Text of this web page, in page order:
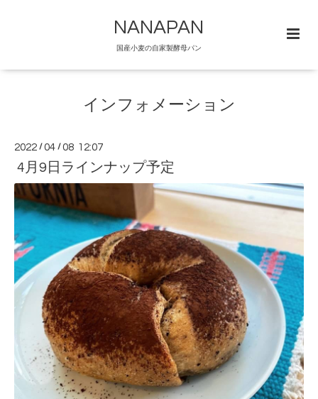
NANAPAN
国産小麦の自家製酵母パン
インフォメーション
2022 /04 /08 12:07
4月9日ラインナップ予定